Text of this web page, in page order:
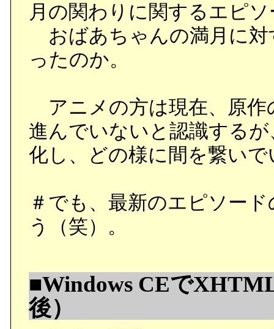
月の関わりに関するエピ
おばあちゃんの満月に対
ったのか。
アニメの方は現在、原作
進んでいないと認識する
化し、どの様に間を繋い
＃でも、最新のエピソー
う（笑）。
■Windows CEで
後）